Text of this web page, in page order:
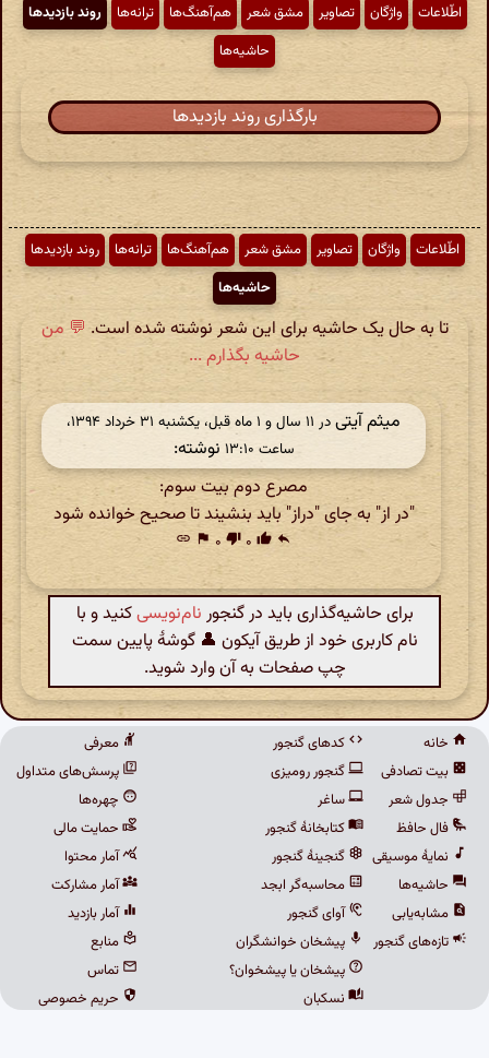
اطّلاعات واژگان تصاویر مشق شعر هم‌آهنگ‌ها ترانه‌ها
روند بازدیدها
حاشیه‌ها
بارگذاری روند بازدیدها
اطّلاعات واژگان تصاویر مشق شعر هم‌آهنگ‌ها ترانه‌ها
روند بازدیدها
حاشیه‌ها
تا به حال یک حاشیه برای این شعر نوشته شده است.💬 من
حاشیه بگذارم ...
میثم آیتی
در ‫۱۱ سال و ۱ ماه قبل، یکشنبه ۳۱ خرداد ۱۳۹۴،
ساعت ۱۳:۱۰
نوشته:
مصرع دوم بیت سوم:
"در از" به جای "دراز" باید بنشیند تا صحیح خوانده شود
reply
thumb_up ۰ thumb_down ۰ flag
link
برای حاشیه‌گذاری باید در گنجور نام‌نویسیکنید و با
نام کاربری خود از طریق آیکون 👤 گوشهٔ پایین سمت
چپ صفحات به آن وارد شوید.
خانه
بیت تصادفی
جدول شعر
فال حافظ
نمایهٔ موسیقی
حاشیه‌ها
مشابه‌یابی
تازه‌های گنجور
کدهای گنجور
گنجور رومیزی
ساغر
کتابخانهٔ گنجور
گنجینهٔ گنجور
محاسبه‌گر ابجد
آوای گنجور
پیشخان خوانشگران
پیشخان یا پیشخوان؟
نسکبان
معرفی
پرسش‌های متداول
چهره‌ها
حمایت مالی
آمار محتوا
آمار مشارکت
آمار بازدید
منابع
تماس
حریم خصوصی